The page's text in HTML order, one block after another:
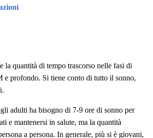
la quantità di tempo trascorso nelle fasi di
e profondo. Si tiene conto di tutto il sonno,
adulti ha bisogno di 7-9 ore di sonno per
e mantenersi in salute, ma la quantità
a persona. In generale, più si è giovani,